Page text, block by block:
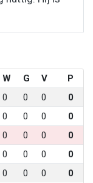
W G V
P
0 0 0
0
0 0 0
0
0 0 0
0
0 0 0
0
0 0 0 0